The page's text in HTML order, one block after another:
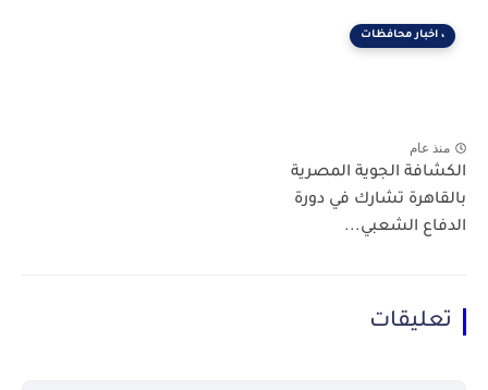
، اخبار محافظات
منذ عام
الكشافة الجوية المصرية
بالقاهرة تشارك في دورة
الدفاع الشعبي...
تعليقات